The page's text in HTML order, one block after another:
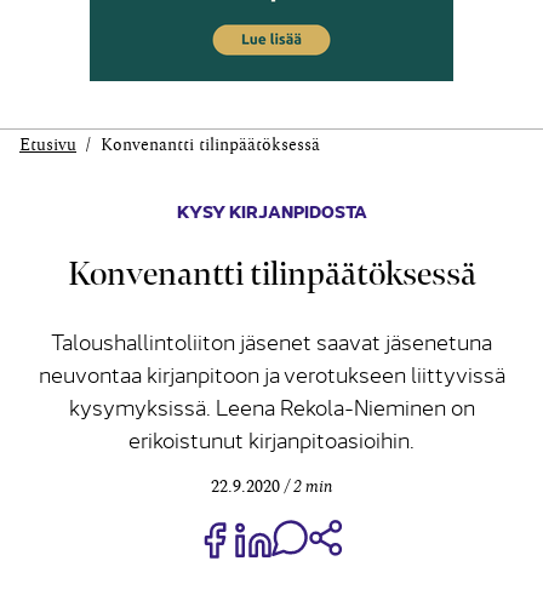
Etusivu Konvenantti tilinpäätöksessä
KYSY KIRJANPIDOSTA
Konvenantti tilinpäätöksessä
Taloushallintoliiton jäsenet saavat jäsenetuna
neuvontaa kirjanpitoon ja verotukseen liittyvissä
kysymyksissä. Leena Rekola-Nieminen on
erikoistunut kirjanpitoasioihin.
22.9.2020 2 min
Jaa Share on Facebook
Jaa Share on LinkedIn
Jaa WhatsApp-viestinä